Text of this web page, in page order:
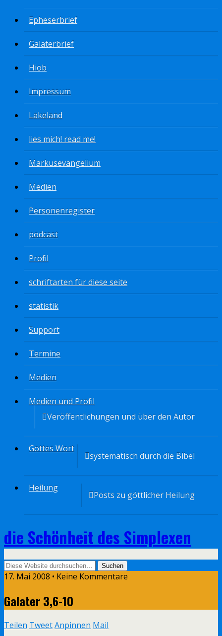
Epheserbrief
Galaterbrief
Hiob
Impressum
Lakeland
lies mich! read me!
Markusevangelium
Medien
Personenregister
podcast
Profil
schriftarten für diese seite
statistik
Support
Termine
Medien
Medien und Profil
Veröffentlichungen und über den Autor
Gottes Wort
systematisch durch die Bibel
Heilung
Posts zu göttlicher Heilung
die Schönheit des Simplexen
17. Mai 2008 • Keine Kommentare
Galater 3,6-10
Teilen TweetAnpinnen Mail